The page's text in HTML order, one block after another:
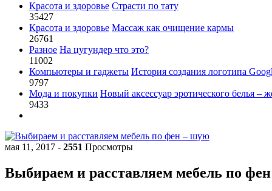
Красота и здоровье Страсти по тату
35427
Красота и здоровье Массаж как очищение кармы
26761
Разное На цугундер что это?
11002
Компьютеры и гаджеты История создания логотипа
9797
Мода и покупки Новый аксессуар эротического белья –
9433
мая 11, 2017 - 2551 Просмотры
Выбираем и расставляем мебель по